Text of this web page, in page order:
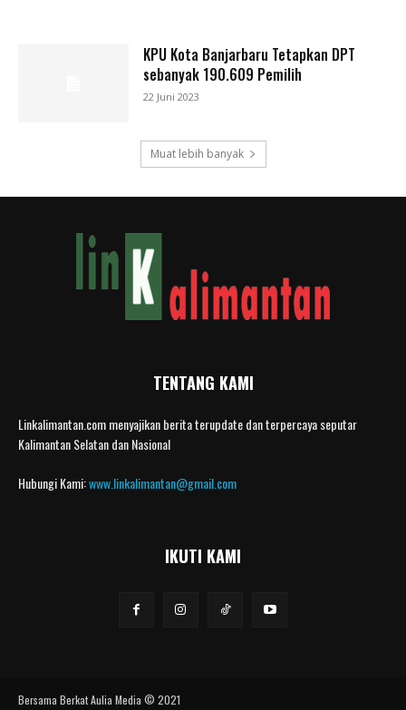
KPU Kota Banjarbaru Tetapkan DPT
sebanyak 190.609 Pemilih
22 Juni 2023
Muat lebih banyak
TENTANG KAMI
Linkalimantan.com menyajikan berita terupdate dan terpercaya seputar
Kalimantan Selatan dan Nasional
Hubungi Kami:www.linkalimantan@gmail.com
IKUTI KAMI
Bersama Berkat Aulia Media © 2021